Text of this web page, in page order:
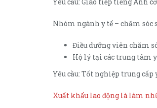
Nhóm ngành y tế – chăm sóc
Điều dưỡng viên chăm
Hộ lý tại các trung tâm
Yêu cầu: Tốt nghiệp trung
Xuất khẩu lao động là làm